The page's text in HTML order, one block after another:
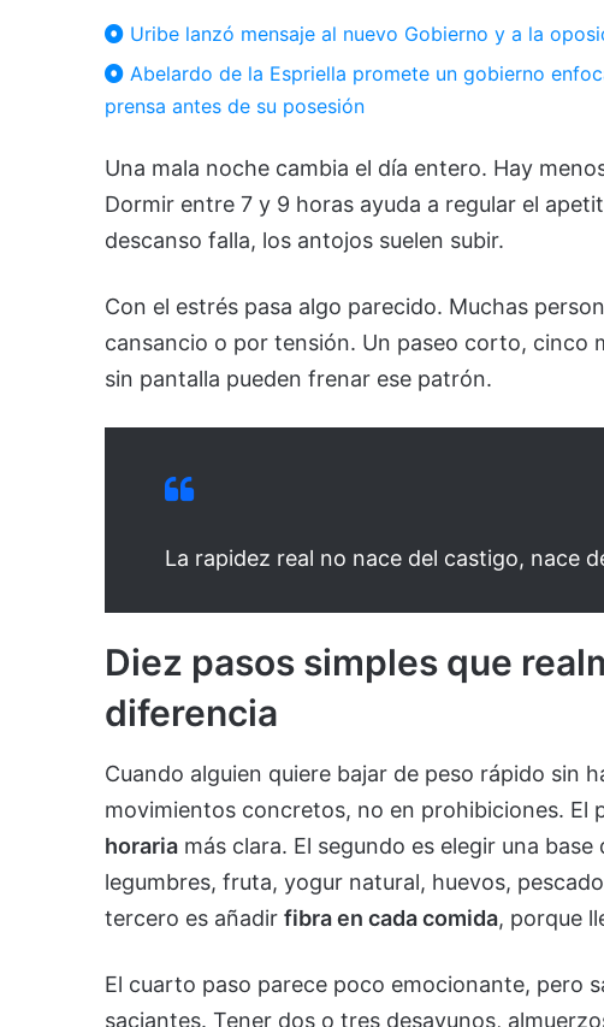
Uribe lanzó mensaje al nuevo Gobierno y a la
Abelardo de la Espriella promete un gobierno
prensa antes de su posesión
Una mala noche cambia el día entero. Hay
Dormir entre 7 y 9 horas ayuda a regular el
descanso falla, los antojos suelen subir.
Con el estrés pasa algo parecido. Muchas
cansancio o por tensión. Un paseo corto, cinco
sin pantalla pueden frenar ese patrón.
La rapidez real no nace del castigo, nace
Diez pasos simples que
diferencia
Cuando alguien quiere bajar de peso rápido sin
movimientos concretos, no en prohibiciones. El
horaria más clara. El segundo es elegir una
legumbres, fruta, yogur natural, huevos,
tercero es añadir fibra en cada comida, porque
El cuarto paso parece poco emocionante, pero
saciantes. Tener dos o tres desayunos,